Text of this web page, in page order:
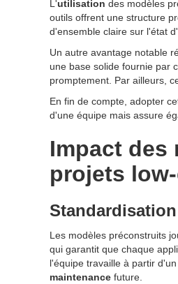
L'utilisation des modèles
outils offrent une structure
d'ensemble claire sur l'état
Un autre avantage notable
une base solide fournie par
promptement. Par ailleurs,
En fin de compte, adopter
d'une équipe mais assure
Impact des
projets
Les modèles préconstruits
qui garantit que chaque
l'équipe travaille à partir
maintenance future.